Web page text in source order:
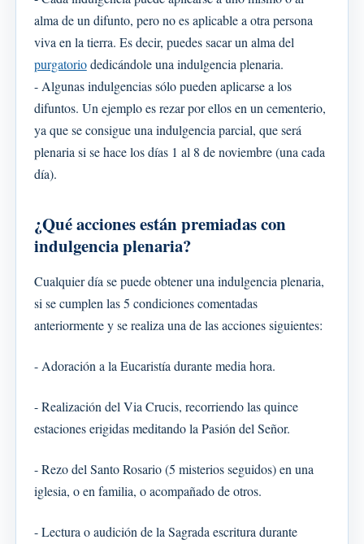
alma de un difunto, pero no es aplicable a otra persona
viva en la tierra. Es decir, puedes sacar un alma del
purgatoriodedicándole una indulgencia plenaria.
- Algunas indulgencias sólo pueden aplicarse a los
difuntos. Un ejemplo es rezar por ellos en un cementerio,
ya que se consigue una indulgencia parcial, que será
plenaria si se hace los días 1 al 8 de noviembre (una cada
día).
¿Qué acciones están premiadas con
indulgencia plenaria?
Cualquier día se puede obtener una indulgencia plenaria,
si se cumplen las 5 condiciones comentadas
anteriormente y se realiza una de las acciones siguientes:
- Adoración a la Eucaristía durante media hora.
- Realización del Via Crucis, recorriendo las quince
estaciones erigidas meditando la Pasión del Señor.
- Rezo del Santo Rosario (5 misterios seguidos) en una
iglesia, o en familia, o acompañado de otros.
- Lectura o audición de la Sagrada escritura durante